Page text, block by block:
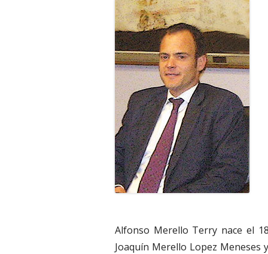
Alfonso Merello Terry nace el
Joaquín Merello Lopez Meneses